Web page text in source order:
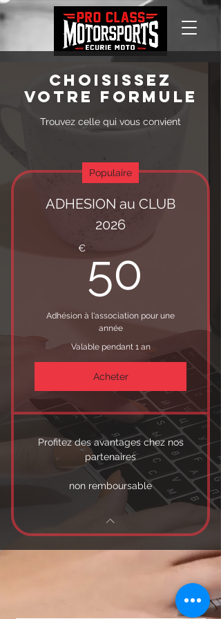
Choisissez
votre formule
Trouvez celle qui vous convient
Populaire
ADHESION au CLUB
2026
€ 50
Adhésion à l'association pour une
année
Valable pendant 1 an
Acheter
Profitez des avantages chez nos
partenaires
non remboursable